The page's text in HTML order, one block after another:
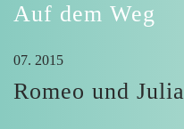
Auf dem Weg
07. 2015
Romeo und Julia